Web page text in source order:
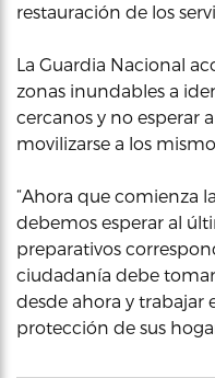
restauración de los
La Guardia Nacional
zonas inundables a
cercanos y no esperar
movilizarse a los
“Ahora que comienza
debemos esperar al
preparativos
ciudadanía debe
desde ahora y trabajar
protección de sus